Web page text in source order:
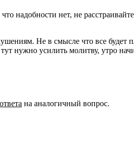
надобности нет, не
Не в смысле что все
нужно усилить молитву, утро
на аналогичный вопрос.